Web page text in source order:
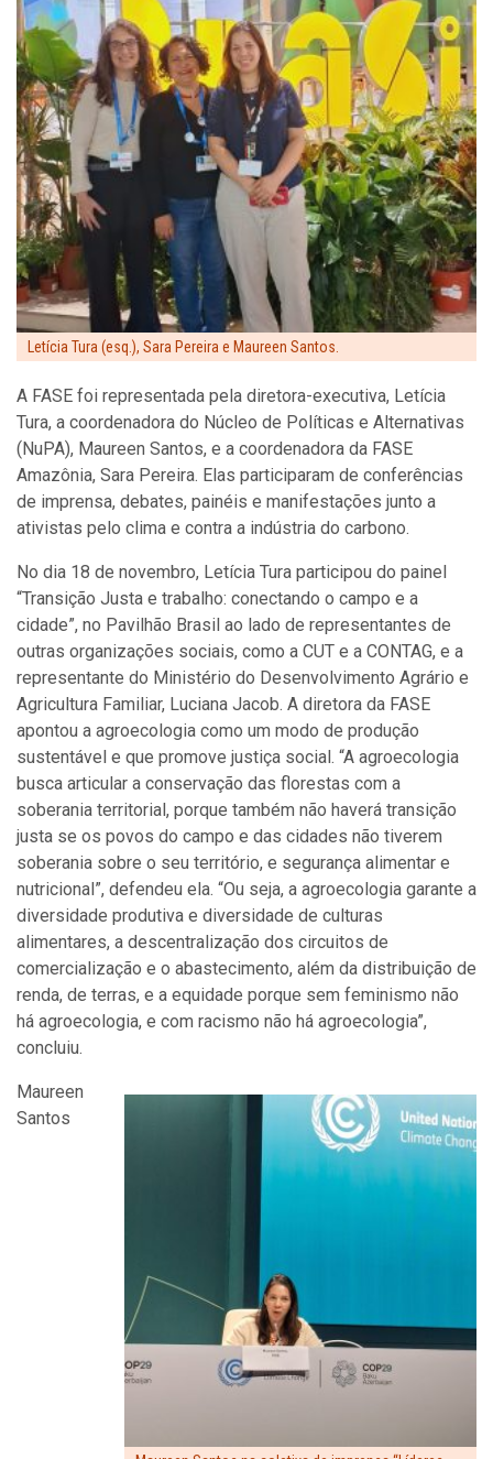
Letícia Tura (esq.), Sara Pereira e Maureen Santos.
A FASE foi representada pela diretora-executiva, Letícia
Tura, a coordenadora do Núcleo de Políticas e Alternativas
(NuPA), Maureen Santos, e a coordenadora da FASE
Amazônia, Sara Pereira. Elas participaram de conferências
de imprensa, debates, painéis e manifestações junto a
ativistas pelo clima e contra a indústria do carbono.
No dia 18 de novembro, Letícia Tura participou do painel
“Transição Justa e trabalho: conectando o campo e a
cidade”, no Pavilhão Brasil ao lado de representantes de
outras organizações sociais, como a CUT e a CONTAG, e a
representante do Ministério do Desenvolvimento Agrário e
Agricultura Familiar, Luciana Jacob. A diretora da FASE
apontou a agroecologia como um modo de produção
sustentável e que promove justiça social. “A agroecologia
busca articular a conservação das florestas com a
soberania territorial, porque também não haverá transição
justa se os povos do campo e das cidades não tiverem
soberania sobre o seu território, e segurança alimentar e
nutricional”, defendeu ela. “Ou seja, a agroecologia garante a
diversidade produtiva e diversidade de culturas
alimentares, a descentralização dos circuitos de
comercialização e o abastecimento, além da distribuição de
renda, de terras, e a equidade porque sem feminismo não
há agroecologia, e com racismo não há agroecologia”,
concluiu.
Maureen
Santos